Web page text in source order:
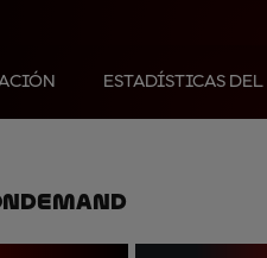
ESTADÍSTICAS